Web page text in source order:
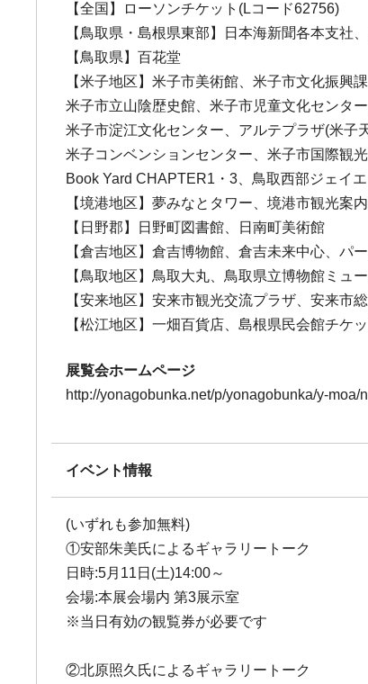
【全国】ローソンチケット(Lコード62756)
【鳥取県・島根県東部】日本海新聞各本支社
【鳥取県】百花堂
【米子地区】米子市美術館、米子市文化振興
米子市立山陰歴史館、米子市児童文化センタ
米子市淀江文化センター、アルテプラザ(米子
米子コンベンションセンター、米子市国際観
Book Yard CHAPTER1・3、鳥取西部ジェイ
【境港地区】夢みなとタワー、境港市観光案
【日野郡】日野町図書館、日南町美術館
【倉吉地区】倉吉博物館、倉吉未来中心、パ
【鳥取地区】鳥取大丸、鳥取県立博物館ミ
【安来地区】安来市観光交流プラザ、安来市
【松江地区】一畑百貨店、島根県民会館チケ
展覧会ホームページ
http://yonagobunka.net/p/yonagobunka/y-moa/
イベント情報
(いずれも参加無料)
①安部朱美氏によるギャラリートーク
日時:5月11日(土)14:00～
会場:本展会場内 第3展示室
※当日有効の観覧券が必要です
②北原照久氏によるギャラリートーク